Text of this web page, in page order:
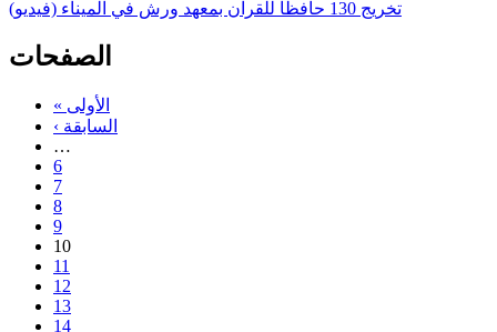
تخريج 130 حافظا للقرآن بمعهد ورش في الميناء (فيديو)
الصفحات
« الأولى
‹ السابقة
…
6
7
8
9
10
11
12
13
14